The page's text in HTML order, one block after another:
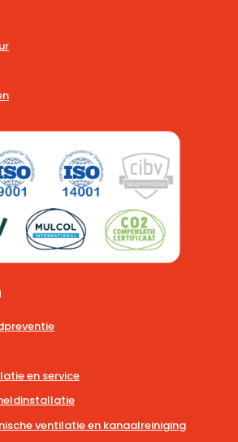
en service
ventilatie en kanaalreiniging